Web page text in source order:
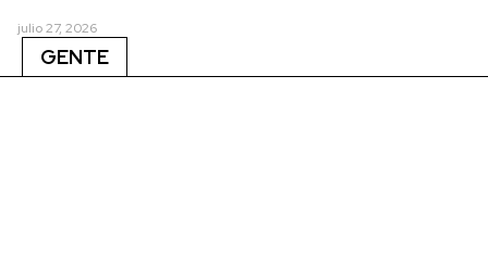
julio 27, 2026
GENTE